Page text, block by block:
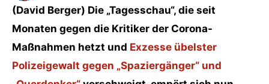
(David Berger) Die „Tagesschau“, die seit
Monaten gegen die Kritiker der Corona-
Maßnahmen hetzt und Exzesse übelster
Polizeigewalt gegen „Spaziergänger“ und